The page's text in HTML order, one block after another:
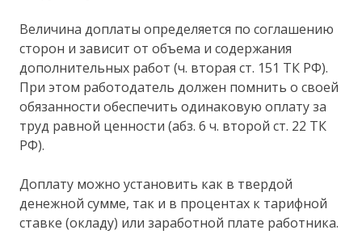
Величина доплаты определяется по соглашению
сторон и зависит от объема и содержания
дополнительных работ (ч. вторая ст. 151 ТК РФ).
При этом работодатель должен помнить о своей
обязанности обеспечить одинаковую оплату за
труд равной ценности (абз. 6 ч. второй ст. 22 ТК
РФ).
Доплату можно установить как в твердой
денежной сумме, так и в процентах к тарифной
ставке (окладу) или заработной плате работника.